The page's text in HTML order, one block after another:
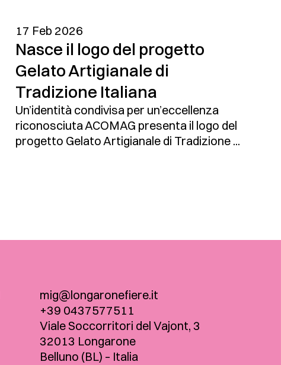
17 Feb 2026
Nasce il logo del progetto
Gelato Artigianale di
Tradizione Italiana
Un’identità condivisa per un’eccellenza
riconosciuta ACOMAG presenta il logo del
progetto Gelato Artigianale di Tradizione ...
mig@longaronefiere.it
+39 0437577511
Viale Soccorritori del Vajont, 3
32013 Longarone
Belluno (BL) – Italia